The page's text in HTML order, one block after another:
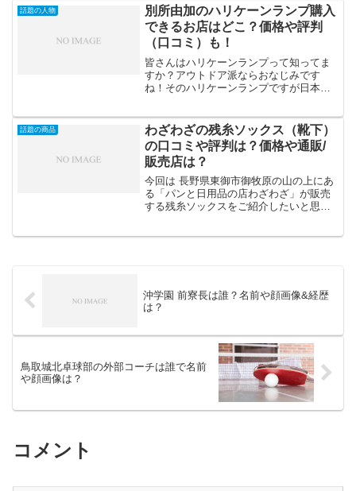
クリームは一度も冷凍しないで作られる
アイスクリームです。凍らせ...
話題の人物
別所由加のハリケーンランプ購入
できるお店はどこ？価格や評判
（口コミ）も！
皆さんはハリケーンランプって知ってま
すか？アウトドア派ならおなじみです
ね！そのハリケーンランプですが日本で
ーンランプって知りませんでしたが、知
ったらほしくなってしまいま...
話題の商品
わざわざの残糸ソックス（靴下）
の口コミや評判は？価格や通販/
販売店は？
今回は 長野県東御市御牧原の山の上にあ
る「パンと日用品の店わざわざ」が販売
する残糸ソックスをご紹介したいと思い
沖学園 前寮長は誰？名前や顔画像&経歴
は？
鳥取城北卓球部の外部コーチは誰で名前
や顔画像は？
コメント